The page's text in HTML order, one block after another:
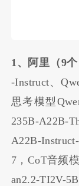
1、阿里（9
-Instruct、
思考模型
235B-A22B-
A22B-
7， CoT音频
an2.2-TI2V-